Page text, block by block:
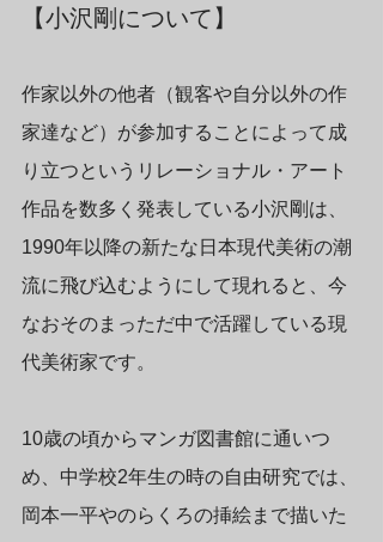
【小沢剛について】
作家以外の他者（観客や自分以外の作
家達など）が参加することによって成
り立つというリレーショナル・アート
作品を数多く発表している小沢剛は、
1990年以降の新たな日本現代美術の潮
流に飛び込むようにして現れると、今
なおそのまっただ中で活躍している現
代美術家です。
10歳の頃からマンガ図書館に通いつ
め、中学校2年生の時の自由研究では、
岡本一平やのらくろの挿絵まで描いた